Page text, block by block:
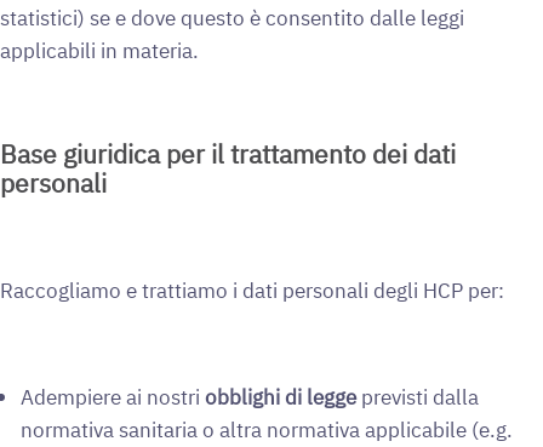
statistici) se e dove questo è consentito dalle leggi
applicabili in materia.
Base giuridica per il trattamento dei dati
personali
Raccogliamo e trattiamo i dati personali degli HCP per:
Adempiere ai nostriobblighi di leggeprevisti dalla
normativa sanitaria o altra normativa applicabile (e.g.